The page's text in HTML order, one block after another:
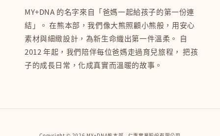
MY+DNA 的名字來自「爸媽一起給孩子的第一份連
結」。 在熊本部，我們像大熊照顧小熊般，用安心
素材與細緻設計，為新生命織出第一件溫柔。 自
2012 年起，我們陪伴每位爸媽走過育兒旅程， 把孩
子的成長日常，化成真實而溫暖的故事。